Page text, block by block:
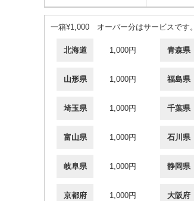
一箱¥1,000 オーバー分はサービスです。
北海道 1,000円 青森県
山形県 1,000円 福島県
埼玉県 1,000円 千葉県
富山県 1,000円 石川県
岐阜県 1,000円 静岡県
京都府 1,000円 大阪府